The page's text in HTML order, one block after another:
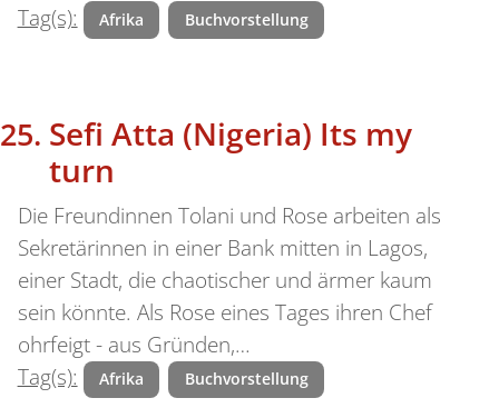
Tag(s):
Afrika Buchvorstellung
Sefi Atta (Nigeria) Its my
turn
Die Freundinnen Tolani und Rose arbeiten als
Sekretärinnen in einer Bank mitten in Lagos,
einer Stadt, die chaotischer und ärmer kaum
sein könnte. Als Rose eines Tages ihren Chef
ohrfeigt - aus Gründen,…
Tag(s):
Afrika Buchvorstellung